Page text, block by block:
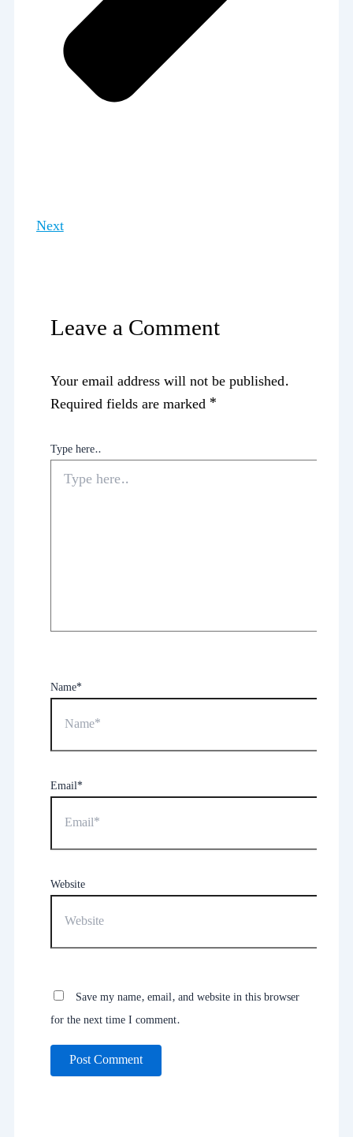
Next
Leave a Comment
Your email address will not be published.
Required fields are marked *
Type here..
Name*
Email*
Website
Save my name, email, and website in this browser
for the next time I comment.